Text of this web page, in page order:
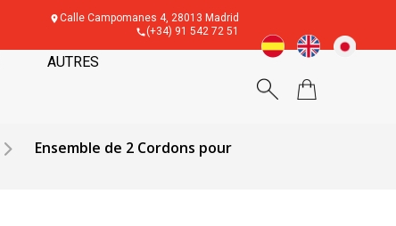
Calle Campomanes 4, 28013 Madrid
(+34) 91 542 72 51
AUTRES
Ensemble de 2 Cordons pour